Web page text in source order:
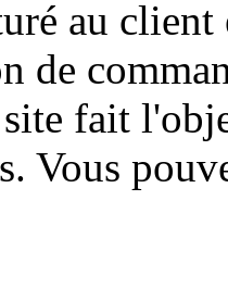
au
de
fait
Vous